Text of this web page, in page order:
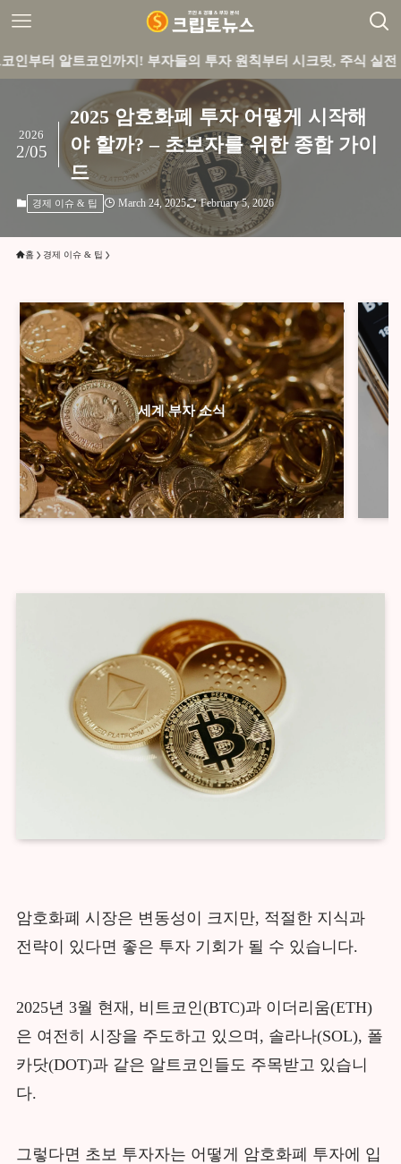
트코인까지! 부자들의 투자 원칙부터 시크릿, 주식 실전 꿀팁까지
2025 암호화폐 투자 어떻게 시작해
야 할까? – 초보자를 위한 종합 가이
드
2026
2/05
경제 이슈 & 팁 March 24, 2025 February 5, 2026
홈 경제 이슈 & 팁
세계 부자 소식
암호화폐 시장은 변동성이 크지만, 적절한 지식과
전략이 있다면 좋은 투자 기회가 될 수 있습니다.
2025년 3월 현재, 비트코인(BTC)과 이더리움(ETH)
은 여전히 시장을 주도하고 있으며, 솔라나(SOL), 폴
카닷(DOT)과 같은 알트코인들도 주목받고 있습니
다.
그렇다면 초보 투자자는 어떻게 암호화폐 투자에 입